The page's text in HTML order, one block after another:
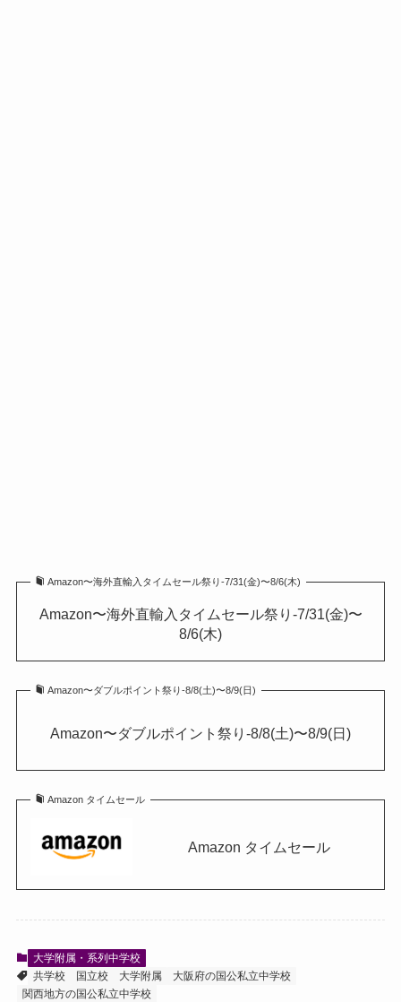
Amazon〜海外直輸入タイムセール祭り-7/31(金)〜8/6(木)
Amazon〜海外直輸入タイムセール祭り-7/31(金)〜
8/6(木)
Amazon〜ダブルポイント祭り-8/8(土)〜8/9(日)
Amazon〜ダブルポイント祭り-8/8(土)〜8/9(日)
Amazon タイムセール
Amazon タイムセール
大学附属・系列中学校
共学校
国立校 大学附属
大阪府の国公私立中学校
関西地方の国公私立中学校